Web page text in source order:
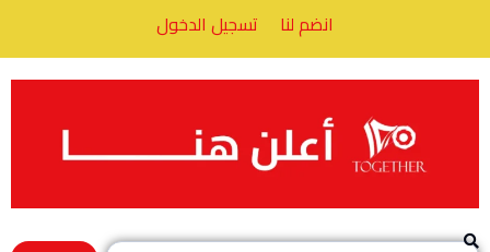
انضم لنا تسجيل الدخول